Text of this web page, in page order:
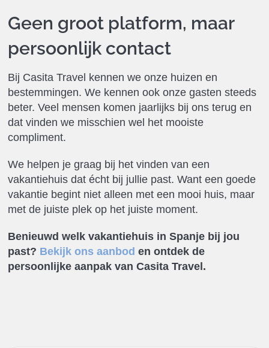
Geen groot platform, maar
persoonlijk contact
Bij Casita Travel kennen we onze huizen en
bestemmingen. We kennen ook onze gasten steeds
beter. Veel mensen komen jaarlijks bij ons terug en
dat vinden we misschien wel het mooiste
compliment.
We helpen je graag bij het vinden van een
vakantiehuis dat écht bij jullie past. Want een goede
vakantie begint niet alleen met een mooi huis, maar
met de juiste plek op het juiste moment.
Benieuwd welk vakantiehuis in Spanje bij jou
past? Bekijk ons aanbod en ontdek de
persoonlijke aanpak van Casita Travel.